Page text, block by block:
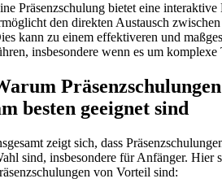
Präsenzschulung bietet eine
den direkten Austausch
kann zu einem effektiveren und
insbesondere wenn es um
besten geeignet sind
zeigt sich, dass
sind, insbesondere für Anfänger. Hier
von Vorteil sind: